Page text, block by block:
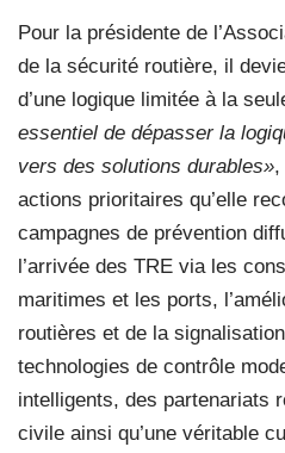
Pour la présidente de
de la sécurité routière, il
d’une logique limitée à la
essentiel de dépasser la
vers des solutions durables»,
actions prioritaires qu’elle
campagnes de prévention
l’arrivée des TRE via les
maritimes et les ports,
routières et de la
technologies de contrôle
intelligents, des partenariats
civile ainsi qu’une véritable